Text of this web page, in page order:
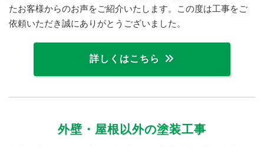
たお客様からのお声をご紹介いたします。この度は工事をご
依頼いただき誠にありがとうございました。
詳しくはこちら
外壁・屋根以外の塗装工事